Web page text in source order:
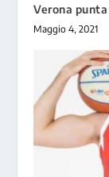
Verona
Maggio 4, 2021